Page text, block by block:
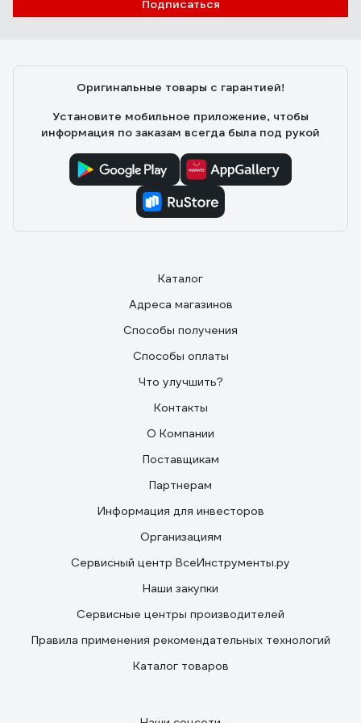
Подписаться
Оригинальные товары с гарантией!
Установите мобильное приложение, чтобы
информация по заказам всегда была под рукой
Каталог
Адреса магазинов
Способы получения
Способы оплаты
Что улучшить?
Контакты
О Компании
Поставщикам
Партнерам
Информация для инвесторов
Организациям
Сервисный центр ВсеИнструменты.ру
Наши закупки
Сервисные центры производителей
Правила применения рекомендательных технологий
Каталог товаров